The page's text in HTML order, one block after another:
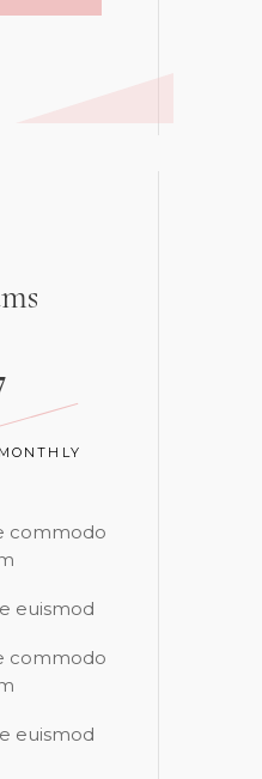
MONTHLY
commodo
euismod
commodo
euismod